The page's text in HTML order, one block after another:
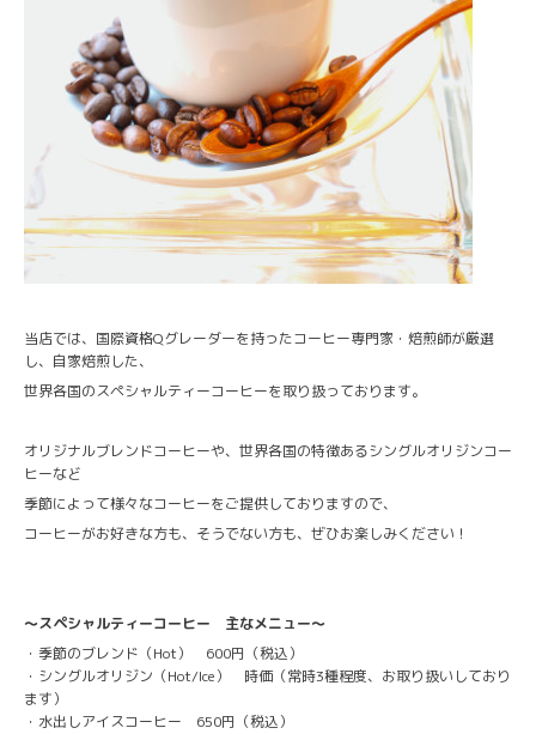
当店では、国際資格Qグレーダーを持ったコーヒー専門家・焙煎師が厳選
し、自家焙煎した、
世界各国のスペシャルティーコーヒーを取り扱っております。
オリジナルブレンドコーヒーや、世界各国の特徴あるシングルオリジンコー
ヒーなど
季節によって様々なコーヒーをご提供しておりますので、
コーヒーがお好きな方も、そうでない方も、ぜひお楽しみください！
〜スペシャルティーコーヒー 主なメニュー〜
・季節のブレンド（Hot） 600円（税込）
・シングルオリジン（Hot/Ice） 時価（常時3種程度、お取り扱いしており
ます）
・水出しアイスコーヒー 650円（税込）